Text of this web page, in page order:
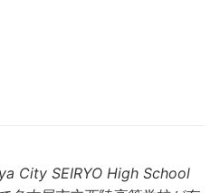
City SEIRYO High School